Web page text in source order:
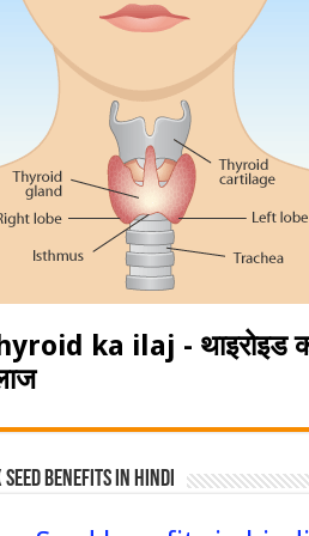
ka ilaj - थाइरोइड
Seed Benefits in hindi